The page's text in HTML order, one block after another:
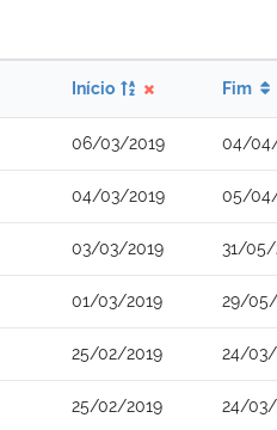
Início Fim
06/03/2019 04/
04/03/2019 05/
03/03/2019 31/05/
01/03/2019 29/05/
25/02/2019 24/03/
25/02/2019 24/03/